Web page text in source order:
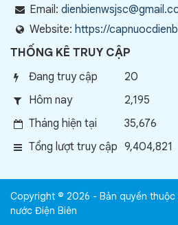
Email:
Website: https://
THỐNG KÊ TRUY CẬP
Đang truy cập
20
Hôm nay
2,195
Tháng hiện tại
35,676
Tổng lượt truy cập 9,404,821
Copyright © 2026 - Bản quyền
nước Điện Biên